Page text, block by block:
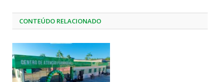
CONTEÚDO RELACIONADO